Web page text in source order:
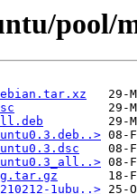
pool/
1ubu..>